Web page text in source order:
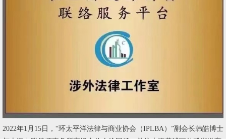
2022年1月15日，“环太平洋法律与商业协会（IPLBA）”副会长韩皓博士